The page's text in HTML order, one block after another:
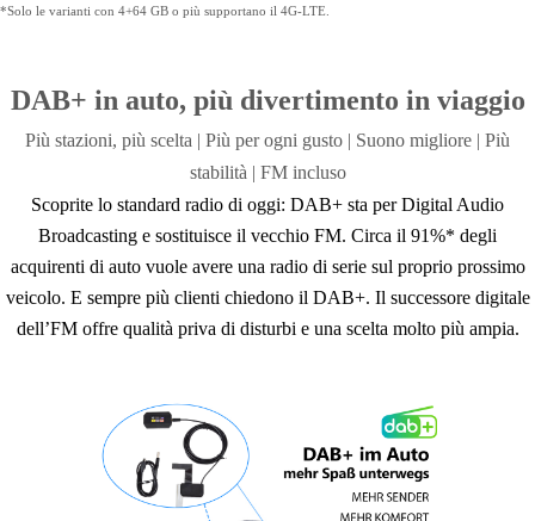
*Solo le varianti con 4+64 GB o più supportano il 4G-LTE.
DAB+ in auto, più divertimento in viaggio
Più stazioni, più scelta | Più per ogni gusto | Suono migliore | Più
stabilità | FM incluso
Scoprite lo standard radio di oggi: DAB+ sta per Digital Audio
Broadcasting e sostituisce il vecchio FM. Circa il 91%* degli
acquirenti di auto vuole avere una radio di serie sul proprio prossimo
veicolo. E sempre più clienti chiedono il DAB+. Il successore digitale
dell’FM offre qualità priva di disturbi e una scelta molto più ampia.